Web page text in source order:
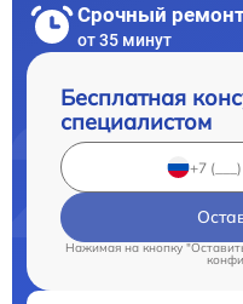
Срочный
от 35 минут
Бесплатная
специалистом
Нажимая на кнопку